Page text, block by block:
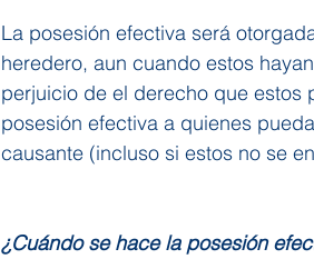
La posesión efectiva será
heredero, aun cuando estos
perjuicio de el derecho que estos
posesión efectiva a quienes
causante (incluso si estos no se
¿Cuándo se hace la posesión